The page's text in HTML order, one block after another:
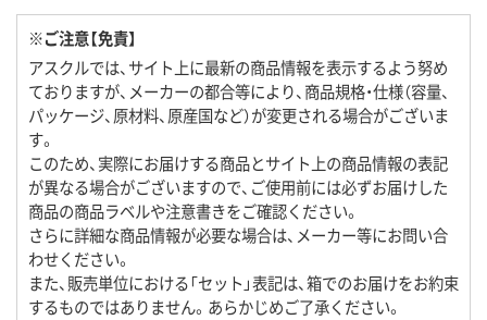
※ご注意【免責】
アスクルでは、サイト上に最新の商品情報を表示するよう努め
ておりますが、メーカーの都合等により、商品規格・仕様（容量、
パッケージ、原材料、原産国など）が変更される場合がございま
す。
このため、実際にお届けする商品とサイト上の商品情報の表記
が異なる場合がございますので、ご使用前には必ずお届けした
商品の商品ラベルや注意書きをご確認ください。
さらに詳細な商品情報が必要な場合は、メーカー等にお問い合
わせください。
また、販売単位における「セット」表記は、箱でのお届けをお約束
するものではありません。あらかじめご了承ください。